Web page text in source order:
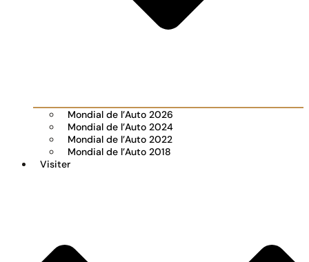
Mondial de l’Auto 2026
Mondial de l’Auto 2024
Mondial de l’Auto 2022
Mondial de l’Auto 2018
Visiter